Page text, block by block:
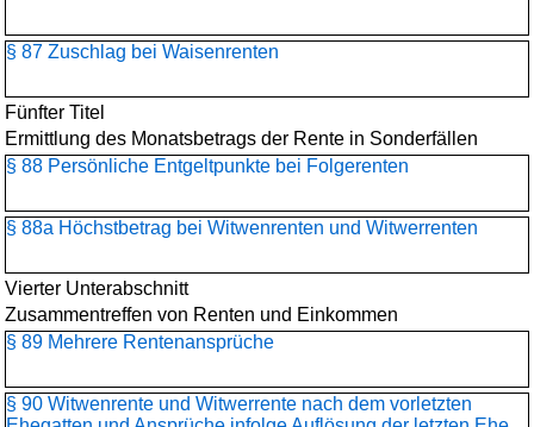
§ 87 Zuschlag bei Waisenrenten
Fünfter Titel
Ermittlung des Monatsbetrags der Rente in Sonderfällen
§ 88 Persönliche Entgeltpunkte bei Folgerenten
§ 88a Höchstbetrag bei Witwenrenten und Witwerrenten
Vierter Unterabschnitt
Zusammentreffen von Renten und Einkommen
§ 89 Mehrere Rentenansprüche
§ 90 Witwenrente und Witwerrente nach dem vorletzten